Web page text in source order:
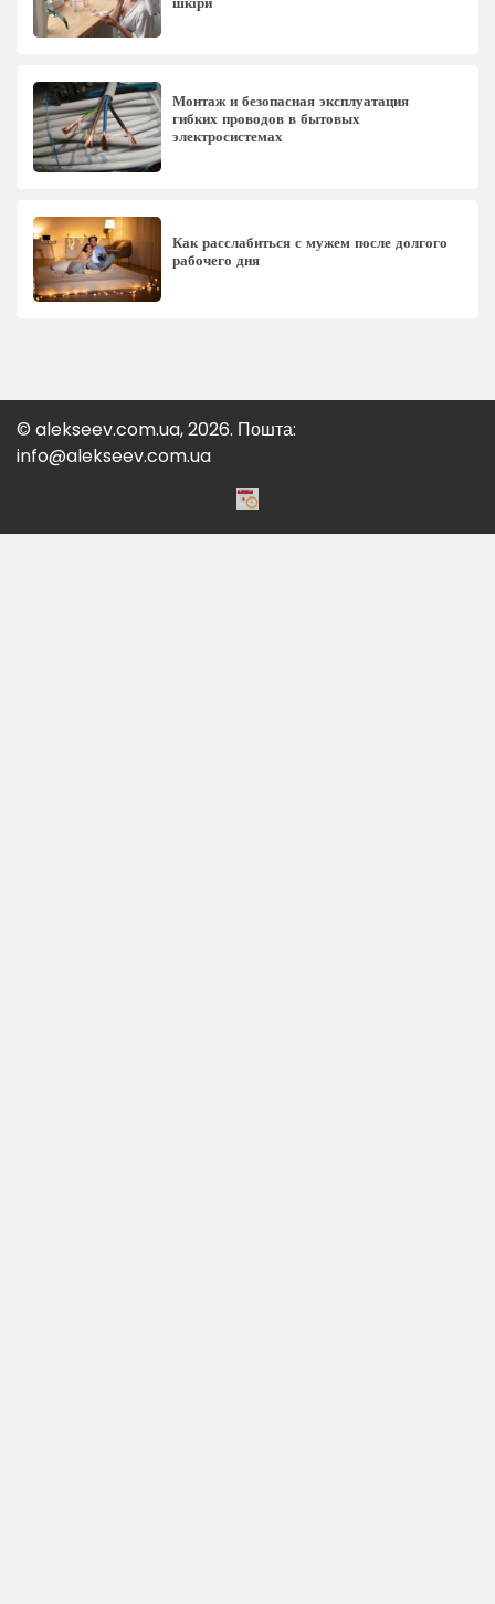
Монтаж и безопасная эксплуатация
гибких проводов в бытовых
электросистемах
Как расслабиться с мужем после долгого
рабочего дня
© alekseev.com.ua, 2026. Пошта:
info@alekseev.com.ua